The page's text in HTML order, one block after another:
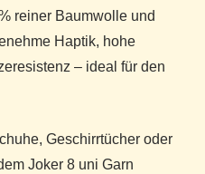
reiner Baumwolle und
Haptik, hohe
– ideal für den
Geschirrtücher oder
Joker 8 uni Garn